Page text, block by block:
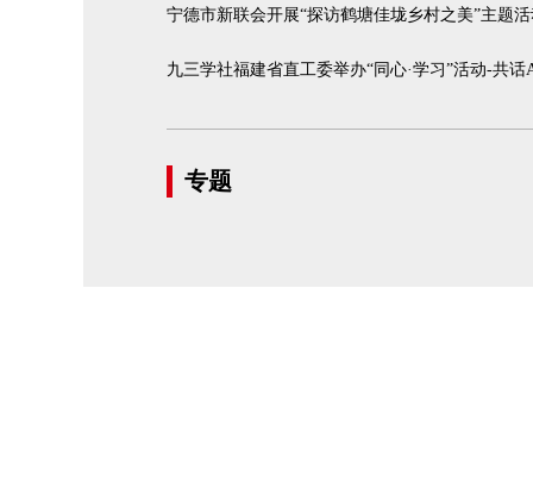
宁德市新联会开展“探访鹤塘佳垅乡村之美”主题
九三学社福建省直工委举办“同心·学习”活动-共
专题